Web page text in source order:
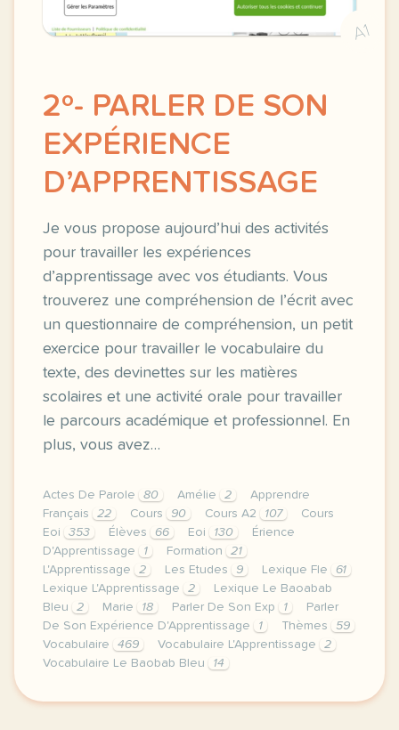
A1
2º- PARLER DE SON
EXPÉRIENCE
D’APPRENTISSAGE
Je vous propose aujourd’hui des activités
pour travailler les expériences
d’apprentissage avec vos étudiants. Vous
trouverez une compréhension de l’écrit avec
un questionnaire de compréhension, un petit
exercice pour travailler le vocabulaire du
texte, des devinettes sur les matières
scolaires et une activité orale pour travailler
le parcours académique et professionnel. En
plus, vous avez…
Actes De Parole 80 Amélie 2
Apprendre
Français
22 Cours 90 Cours A2 107
Cours
Eoi
353 Élèves 66 Eoi 130
Érience
D'Apprentissage
1 Formation
21
L'Apprentissage
2 Les Etudes 9 Lexique Fle
61
Lexique L'Apprentissage
2
Lexique Le Baoabab
Bleu
2 Marie 18 Parler De Son Exp 1
Parler
De Son Expérience D'Apprentissage
1 Thèmes
59
Vocabulaire
469 Vocabulaire L'Apprentissage
2
Vocabulaire Le Baobab Bleu
14
image pixabay comje vous propose aujourd hui